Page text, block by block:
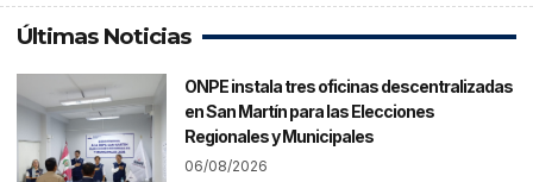
Últimas Noticias
ONPE instala tres oficinas descentralizadas
en San Martín para las Elecciones
Regionales y Municipales
06/08/2026